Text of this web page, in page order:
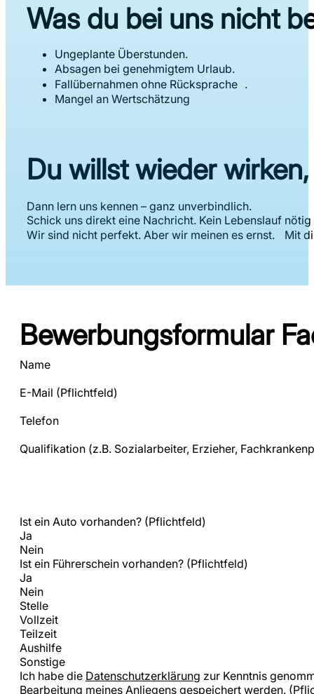
Was du bei uns nicht
Ungeplante Überstunden.
Absagen bei genehmigtem Urlaub.
Fallübernahmen ohne Rücksprache .
Mangel an Wertschätzung
Du willst wieder
Dann lern uns kennen – ganz unverbindlich.
Schick uns direkt eine Nachricht. Kein Lebenslauf
Wir sind nicht perfekt. Aber wir meinen es ernst. Mit
Bewerbungsformular
Section
Name
E-Mail (Pflichtfeld)
Telefon
Qualifikation (z.B. Sozialarbeiter, Erzieher,
Ist ein Auto vorhanden? (Pflichtfeld)
Ja
Nein
Ist ein Führerschein vorhanden? (Pflichtfeld)
Ja
Nein
Stelle
Vollzeit
Teilzeit
Aushilfe
Sonstige
Ich habe die Datenschutzerklärung zur Kenntnis
Bearbeitung meines Anliegens gespeichert werden.